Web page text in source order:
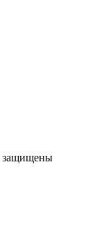
защищены